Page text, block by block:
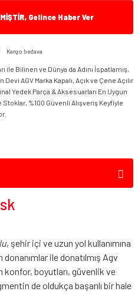
Gelince Haber Ver
Kargo bedava
ile Bilinen ve Dünya da Adını İspatlamış,
AGV Marka Kapalı, Açık ve Çene Açılır
Yedek Parça & Aksesuarları En Uygun
Stoklar, %100 Güvenli Alışveriş Keyfiyle
, şehir içi ve uzun yol kullanımına
ile donatılmış Agv
konfor, boyutları, güvenlik ve
de oldukça başarılı bir hale